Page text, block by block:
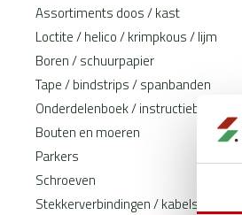
Assortiments doos / kast
Loctite / helico / krimpkous / lijm
Boren / schuurpapier
Tape / bindstrips / spanbanden
Onderdelenboek / instructieboek
Bouten en moeren
Parkers
Schroeven
Stekkerverbindingen / kabelschoenen